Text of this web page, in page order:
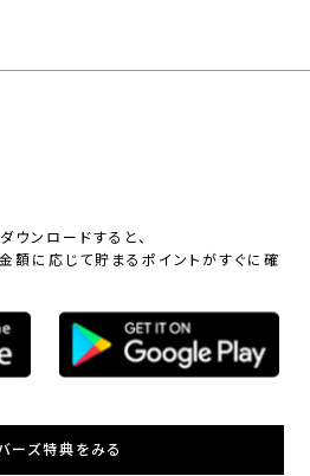
ウンロードすると、
額に応じて貯まるポイントがすぐに確
ーズ特典をみる